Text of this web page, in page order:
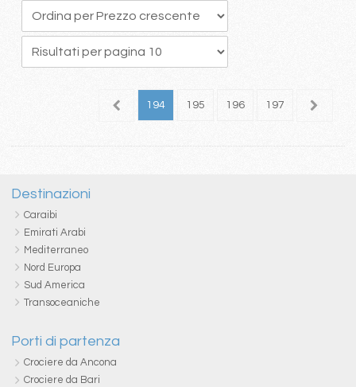
193 194 195 196 197 198
Destinazioni
Caraibi
Emirati Arabi
Mediterraneo
Nord Europa
Sud America
Transoceaniche
Porti di partenza
Crociere da Ancona
Crociere da Bari